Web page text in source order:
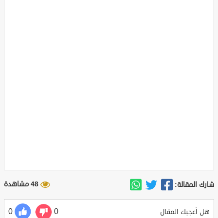
شارك المقالة: 48 مشاهدة
هل أعجبك المقال 0
0